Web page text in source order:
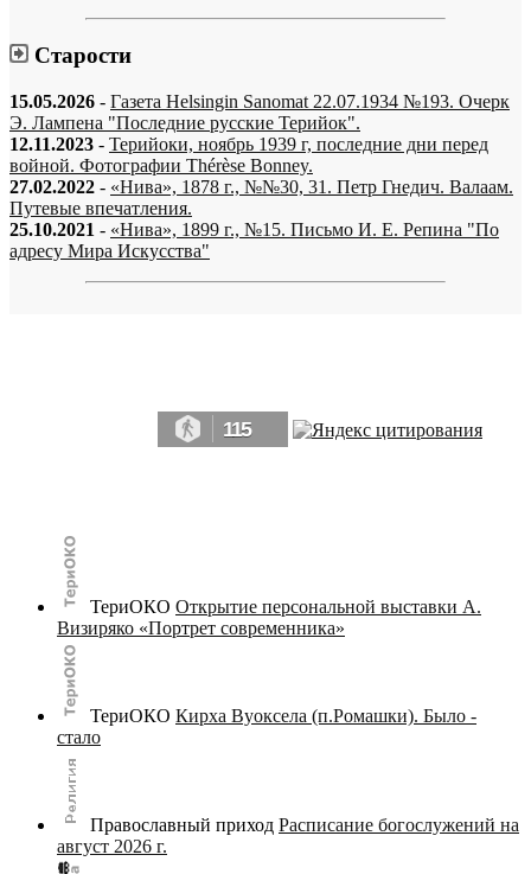
Старости
15.05.2026 - Газета Helsingin Sanomat 22.07.1934 №193. Очерк
Э. Лампена "Последние русские Терийок".
12.11.2023 - Терийоки, ноябрь 1939 г, последние дни перед
войной. Фотографии Thérèse Bonney.
27.02.2022 - «Нива», 1878 г., №№30, 31. Петр Гнедич. Валаам.
Путевые впечатления.
25.10.2021 - «Нива», 1899 г., №15. Письмо И. Е. Репина "По
адресу Мира Искусства"
115
ТериОКО Открытие персональной выставки А.
Визиряко «Портрет современника»
ТериОКО Кирха Вуоксела (п.Ромашки). Было -
стало
Православный приход Расписание богослужений на
август 2026 г.